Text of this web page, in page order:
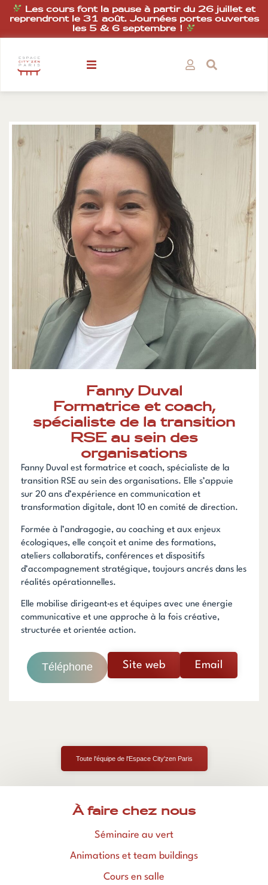
Les cours font la pause à partir du 26 juillet et
reprendront le 31 août. Journées portes ouvertes
les 5 & 6 septembre !
Fanny Duval
Formatrice et coach,
spécialiste de la transition
RSE au sein des
organisations
Fanny Duval est formatrice et coach, spécialiste de la
transition RSE au sein des organisations. Elle s’appuie
sur 20 ans d’expérience en communication et
transformation digitale, dont 10 en comité de direction.
Formée à l’andragogie, au coaching et aux enjeux
écologiques, elle conçoit et anime des formations,
ateliers collaboratifs, conférences et dispositifs
d’accompagnement stratégique, toujours ancrés dans les
réalités opérationnelles.
Elle mobilise dirigeant·es et équipes avec une énergie
communicative et une approche à la fois créative,
structurée et orientée action.
Téléphone Site web Email
Toute l'équipe de l'Espace City'zen Paris
À faire chez nous
Séminaire au vert
Animations et team buildings
Cours en salle